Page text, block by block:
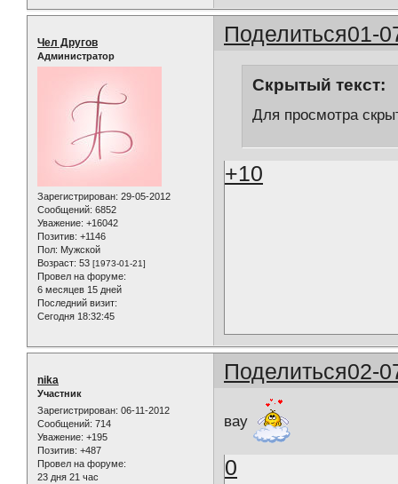
Поделиться01-
Чел Другов
Администратор
Зарегистрирован: 29-05-2012
Сообщений: 6852
Уважение: +16042
Позитив: +1146
Пол: Мужской
Возраст: 53 [1973-01-21]
Провел на форуме:
6 месяцев 15 дней
Последний визит:
Сегодня 18:32:45
Скрытый текст:
Для просмотра
+10
Поделиться02-
nika
Участник
Зарегистрирован: 06-11-2012
Сообщений: 714
Уважение: +195
Позитив: +487
Провел на форуме:
23 дня 21 час
вау
0